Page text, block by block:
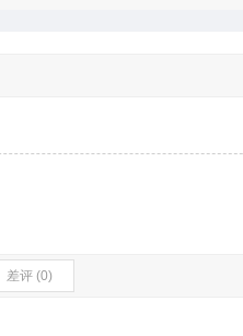
差评 (0)